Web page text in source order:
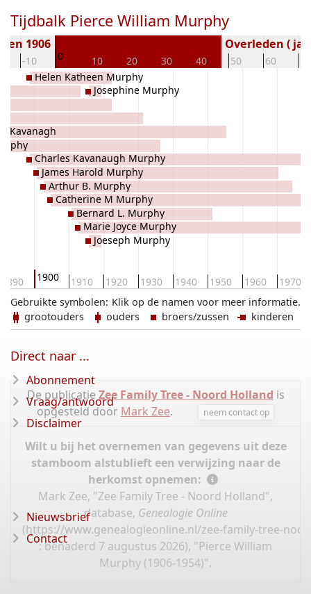
Tijdbalk Pierce William Murphy
-10 0 10 20 30 40 50 60 70
1906 Overleden (
1890 1900 1910 1920 1930 1940 1950 1960 1970
Kavanagh
Helen Katheen Murphy
Charles Kavanaugh Murphy
James Harold Murphy
Arthur B. Murphy
Catherine M Murphy
Bernard L. Murphy
Marie Joyce Murphy
Josephine Murphy
Joeseph Murphy
Klik op de namen voor meer informatie.
Gebruikte symbolen:
grootouders
ouders broers/zussen kinderen
De publicatie Zee Family Tree - Noord Holland is
opgesteld door Mark Zee. neem contact op
Wilt u bij het overnemen van gegevens uit deze
stamboom alstublieft een verwijzing naar de
herkomst opnemen:
Mark Zee, "Zee Family Tree - Noord Holland",
database, Genealogie Online
(https://www.genealogieonline.nl/zee-family-tree-
: benaderd 7 augustus 2026), "Pierce William
Murphy (1906-1954)".
Direct naar ...
Abonnement
Vraag/antwoord
Disclaimer
Nieuwsbrief
Contact